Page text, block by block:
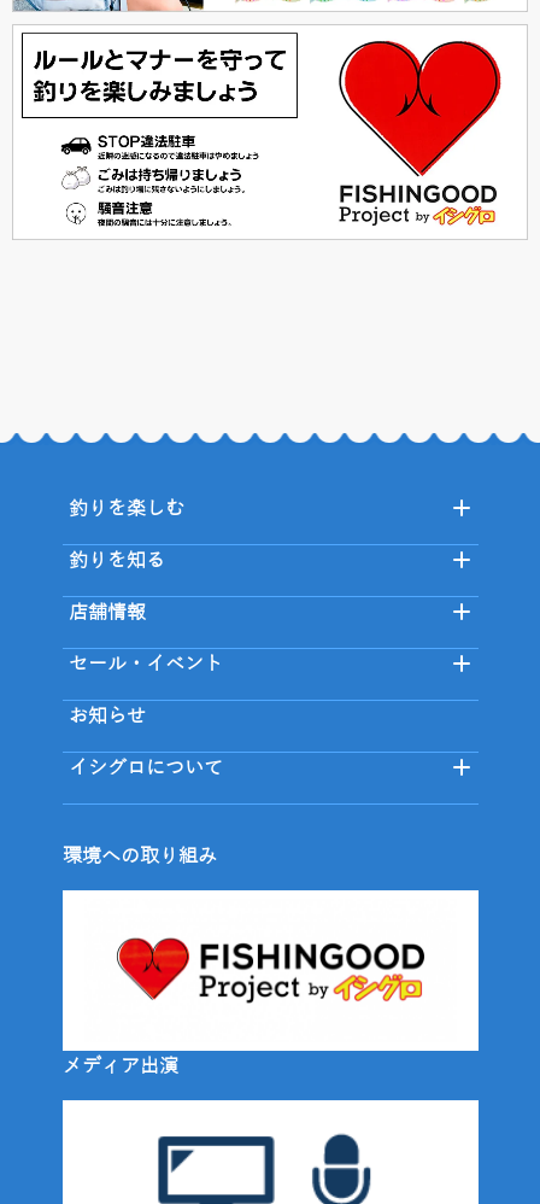
釣りを楽しむ
釣りを知る
店舗情報
セール・イベント
お知らせ
イシグロについて
環境への取り組み
メディア出演